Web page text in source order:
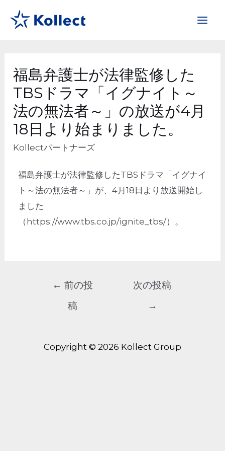
福島弁護士が法律監修した
TBSドラマ「イグナイト～
法の無法者～」の放送が4月
18日より始まりました。
Kollectパートナーズ
福島弁護士が法律監修したTBSドラマ「イグナイ
ト～法の無法者～」が、4月18日より放送開始し
ました
（https://www.tbs.co.jp/ignite_tbs/）。
← 前の投
稿
次の投稿
→
Copyright © 2026 Kollect Group